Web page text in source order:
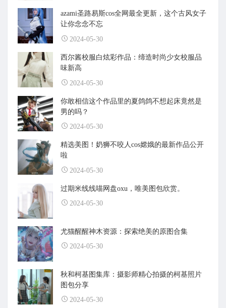
azami圣路易斯cos全网最全更新，这个古风女子
让你念念不忘
2024-05-30
西尔酱校服白炫彩作品：缔造时尚少女校服品
味新高
2024-05-30
你敢相信这个作品里的夏鸽鸽不想起床竟然是
男的吗？
2024-05-30
精选美图！奶狮不咬人cos嫦娥的最新作品公开
啦
2024-05-30
过期米线线喵网盘oxu，唯美图包欣赏。
2024-05-30
尤猫醒醒神木资源：探索绝美的原图合集
2024-05-30
秋和柯基图集库：摄影师精心拍摄的柯基照片
图包分享
2024-05-30